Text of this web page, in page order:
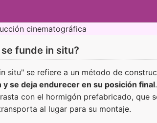
cinematográfica
se funde in situ?
situ" se refiere a un método de
y se deja endurecer en su posición final
con el hormigón prefabricado, que
al lugar para su montaje.